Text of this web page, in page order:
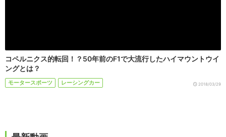
コペルニクス的転回！？50年前のF1で大流行したハイマウントウイ
ングとは？
モータースポーツ レーシングカー 2018/03/29